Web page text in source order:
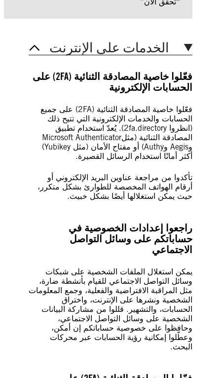
الخدمات على الإنترنت
فعّلوا خاصية المصادقة الثنائية (2FA)
على
الحسابات الإلكترونية
فعّلوا خاصية المصادقة الثنائية (2FA) على جميع
الحسابات والخدمات الإلكترونية التي تتيح ذلك
(انظروا 2fa.directory). يُعدّ استخدام تطبيق
المصادقة الثنائية (مثلMicrosoft Authenticator
وAegis وAuthy) أو مفتاح الأمان (مثل Yubikey)
أكثر أمانًا استخدام الرسائل القصيرة.
تأكدوا من مراجعة عناوين البريد الإلكتروني أو
أرقام الهواتف المخصصة للطوارئ بشكل متكرر،
حيث يمكن استغلالها أيضًا بشكل خبيث.
راجعوا إعدادات الخصوصية في
حساباتكم على وسائل التواصل
الاجتماعي
يمكن استغلال الملفات الشخصية على شبكات
وسائل التواصل الاجتماعي للقيام بأنشطة ضارة،
مثل المراقبة الافتراضية والفعلية، وجمع المعلومات
الشخصية ونشرها على الإنترنت، واختراق
الحسابات، والتشهير. قللوا من مشاركة البيانات
الشخصية على وسائل التواصل الاجتماعي،
وحافظوا على خصوصية حساباتكم إن أمكن،
وعطّلوا إمكانية رؤية الحسابات عبر محركات
البحث.